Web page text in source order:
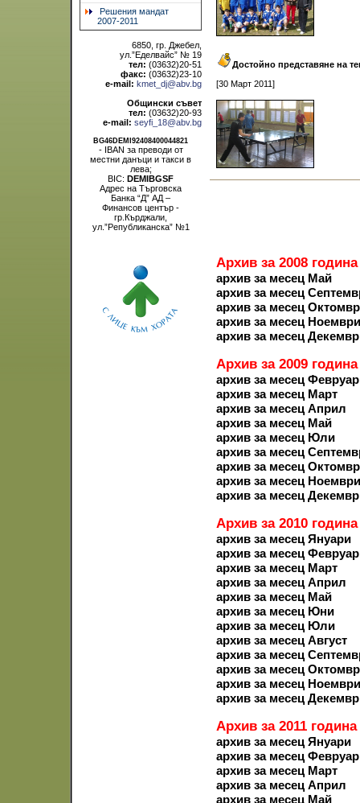
Решения мандат
2007-2011
6850, гр. Джебел,
ул.”Еделвайс” № 19
тел: (03632)20-51
факс: (03632)23-10
e-mail: kmet_dj@abv.bg
Общински съвет
тел: (03632)20-93
e-mail: seyfi_18@abv.bg
BG46DEMI92408400044821
- IBAN за преводи от
местни данъци и такси в
лева;
BIC: DEMIBGSF
Адрес на Търговска
Банка “Д” АД –
Финансов център -
гр.Кърджали,
ул.”Републиканска” №1
Достойно представяне на
[30 Март 2011]
Архив за 2008 година
архив за месец Май
архив за месец
архив за месец
архив за месец Ноември
архив за месец
Архив за 2009 година
архив за месец
архив за месец Март
архив за месец Април
архив за месец Май
архив за месец Юли
архив за месец
архив за месец
архив за месец Ноември
архив за месец
Архив за 2010 година
архив за месец Януари
архив за месец
архив за месец Март
архив за месец Април
архив за месец Май
архив за месец Юни
архив за месец Юли
архив за месец Август
архив за месец
архив за месец
архив за месец Ноември
архив за месец
Архив за 2011 година
архив за месец Януари
архив за месец
архив за месец Март
архив за месец Април
архив за месец Май